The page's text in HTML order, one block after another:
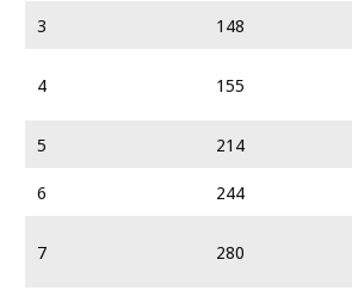
3
148
4 155
5
214
6
244
7 280